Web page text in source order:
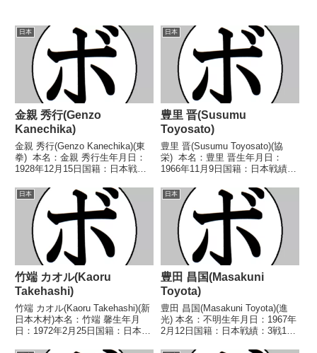
日本
金親 秀行(Genzo
Kanechika)
金親 秀行(Genzo Kanechika)(東
拳) 本名：金親 秀行生年月日：
1928年12月15日国籍：日本戦
得タイトル】1948年度(第四回)東
日本ミドル級新人王 【戦歴】
1948/06...
日本
豊里 晋(Susumu
Toyosato)
豊里 晋(Susumu Toyosato)(協
栄) 本名：豊里 晋生年月日：
1966年11月9日国籍：日本戦績：
トル】1988年度全日本スーパー
バンタム級新人王 【戦歴】
1987/12/14 ○...
日本
竹端 カオル(Kaoru
Takehashi)
竹端 カオル(Kaoru Takehashi)(新
日本木村)本名：竹端 馨生年月
日：1972年2月25日国籍：日本戦
日本
豊田 昌国(Masakuni
Toyota)
豊田 昌国(Masakuni Toyota)(進
光) 本名：不明生年月日：1967年
2月12日国籍：日本戦績：3戦1勝